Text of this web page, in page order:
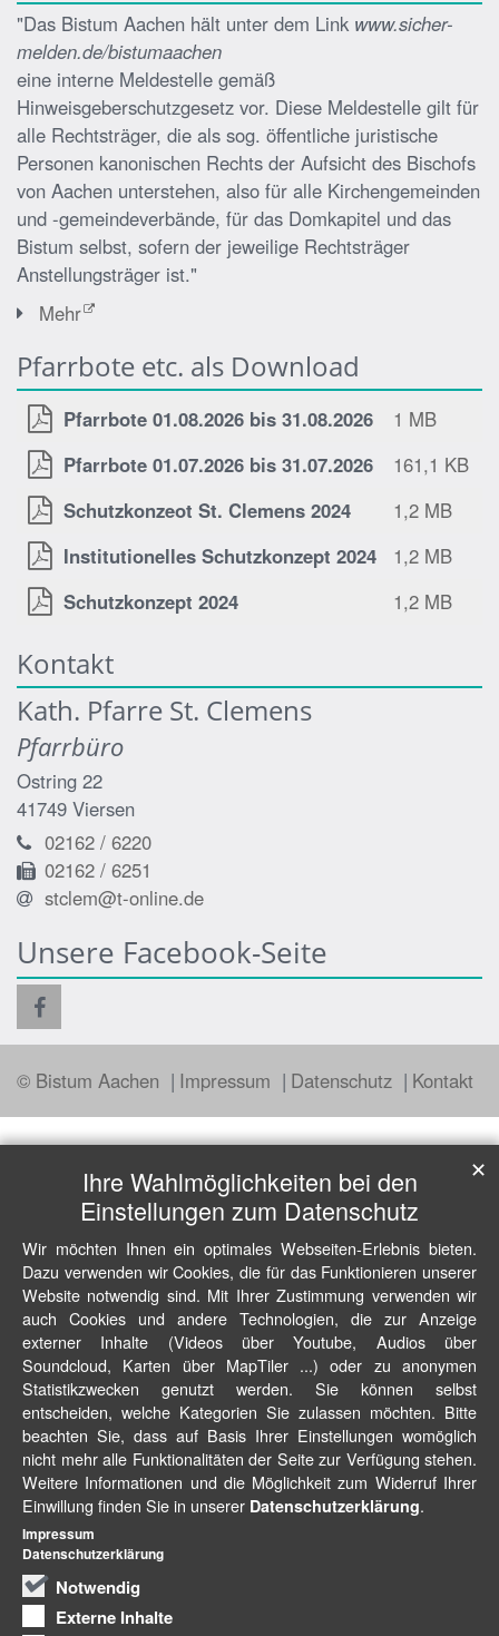
"Das Bistum Aachen hält unter dem Link www.sicher-
melden.de/bistumaachen
eine interne Meldestelle gemäß
Hinweisgeberschutzgesetz vor. Diese Meldestelle gilt für
alle Rechtsträger, die als sog. öffentliche juristische
Personen kanonischen Rechts der Aufsicht des Bischofs
von Aachen unterstehen, also für alle Kirchengemeinden
und -gemeindeverbände, für das Domkapitel und das
Bistum selbst, sofern der jeweilige Rechtsträger
Anstellungsträger ist."
Mehr
Pfarrbote etc. als Download
Pfarrbote 01.08.2026 bis 31.08.2026
1 MB
Pfarrbote 01.07.2026 bis 31.07.2026
161,1 KB
Schutzkonzeot St. Clemens 2024
1,2 MB
Institutionelles Schutzkonzept 2024
1,2 MB
Schutzkonzept 2024
1,2 MB
Kontakt
Kath. Pfarre St. Clemens
Pfarrbüro
Ostring 22
41749 Viersen
02162 / 6220
02162 / 6251
stclem@t-online.de
Unsere Facebook-Seite
© Bistum Aachen Impressum Datenschutz Kontakt
Ihre Wahlmöglichkeiten bei den
Einstellungen zum Datenschutz
Wir möchten Ihnen ein optimales Webseiten-Erlebnis bieten.
Dazu verwenden wir Cookies, die für das Funktionieren unserer
Website notwendig sind. Mit Ihrer Zustimmung verwenden wir
auch Cookies und andere Technologien, die zur Anzeige
externer Inhalte (Videos über Youtube, Audios über
Soundcloud, Karten über MapTiler ...) oder zu anonymen
Statistikzwecken genutzt werden. Sie können selbst
entscheiden, welche Kategorien Sie zulassen möchten. Bitte
beachten Sie, dass auf Basis Ihrer Einstellungen womöglich
nicht mehr alle Funktionalitäten der Seite zur Verfügung stehen.
Weitere Informationen und die Möglichkeit zum Widerruf Ihrer
Einwillung finden Sie in unserer Datenschutzerklärung.
Notwendig
Externe Inhalte
✕
Impressum
Datenschutzerklärung